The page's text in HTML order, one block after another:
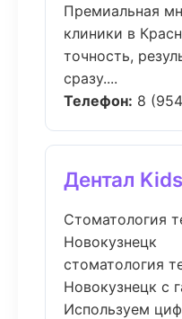
Премиальная
клиники в
точность,
сразу....
Телефон: 8
Дентал
Стоматология
Новокузнецк
стоматология
Новокузнецк с
Используем